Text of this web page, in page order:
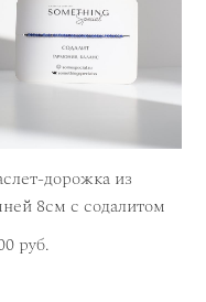
дорожка из
8см с содалитом
pуб.